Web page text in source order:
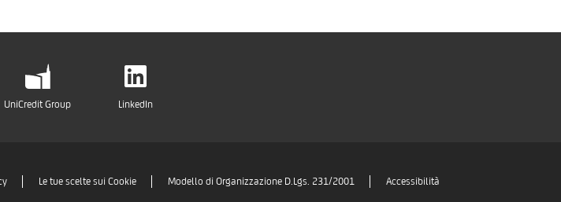
UniCredit Group LinkedIn
Le tue scelte sui Cookie Modello di Organizzazione D.Lgs. 231/2001 Accessibilità